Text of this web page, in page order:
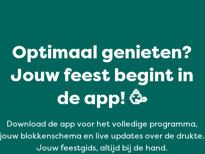
All-time favourites
DJ JOB
Optimaal genieten?
Jouw feest begint in
de app! 🥳
Download de app voor het volledige programma,
jouw blokkenschema en live updates over de drukte.
Jouw feestgids, altijd bij de hand.